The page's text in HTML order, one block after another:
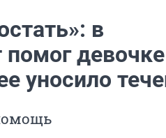
в
помог девочке
уносило